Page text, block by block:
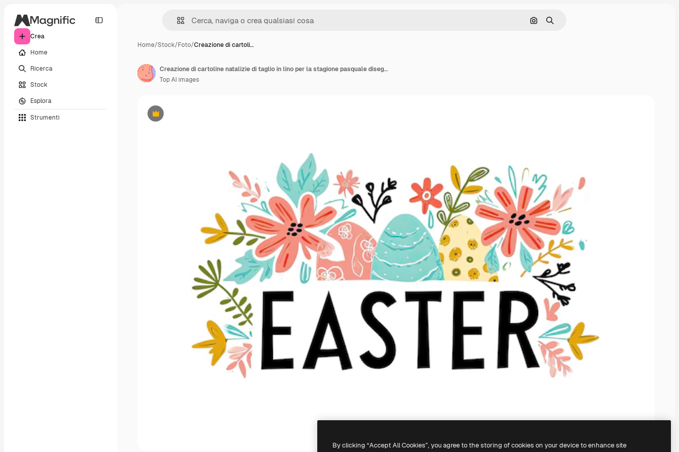
Crea
Home
Ricerca
Stock
Esplora
Strumenti
Cerca per immagine
Ricerca
Home/Stock/Foto/Creazione di cartoli…
Premium
Creazione di cartoline natalizie di taglio in lino per la stagione pasquale disegno retro pastello allegro
Top AI images
By clicking “Accept All Cookies”, you agree to the storing of cookies on your device to enhance site